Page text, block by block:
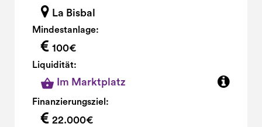
La Bisbal
Mindestanlage:
100€
Liquidität:
Im Marktplatz
Finanzierungsziel:
22.000€